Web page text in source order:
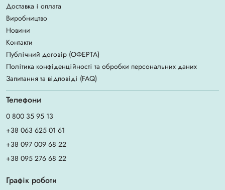
Доставка і оплата
Виробництво
Новини
Контакти
Публічний договір (ОФЕРТА)
Політика конфіденційності та обробки персональних даних
Запитання та відповіді (FAQ)
Телефони
0 800 35 95 13
+38 063 625 01 61
+38 097 009 68 22
+38 095 276 68 22
Графік роботи